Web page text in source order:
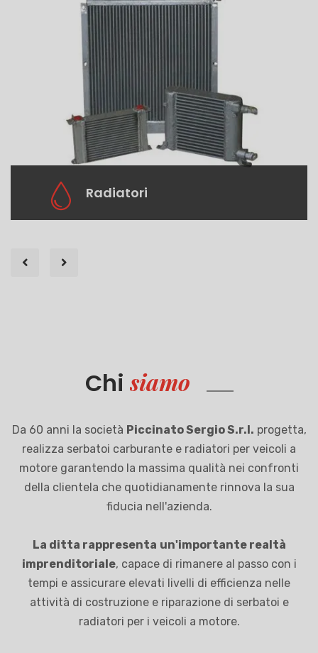
Radiatori
Chi siamo
Da 60 anni la società Piccinato Sergio S.r.l. progetta,
realizza serbatoi carburante e radiatori per veicoli a
motore garantendo la massima qualità nei confronti
della clientela che quotidianamente rinnova la sua
fiducia nell'azienda.
La ditta rappresenta un'importante realtà
imprenditoriale, capace di rimanere al passo con i
tempi e assicurare elevati livelli di efficienza nelle
attività di costruzione e riparazione di serbatoi e
radiatori per i veicoli a motore.